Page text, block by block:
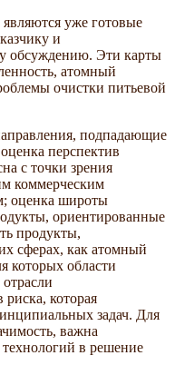
уже готовые
и
обсуждению. Эти карты
атомный
очистки питьевой
подпадающие
перспектив
с точки зрения
коммерческим
оценка широты
ориентированные
продукты,
сферах, как атомный
которых области
которая
задач. Для
важна
технологий в решение